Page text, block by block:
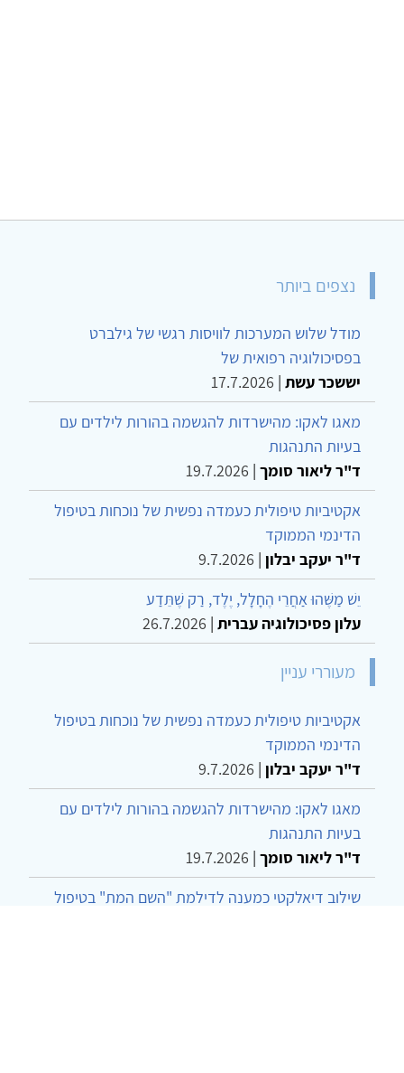
נצפים ביותר
מודל שלוש המערכות לוויסות רגשי של גילברט
בפסיכולוגיה רפואית של
יששכר עשת |
17.7.2026
מאגו לאקו: מהישרדות להגשמה בהורות לילדים עם
בעיות התנהגות
ד"ר ליאור סומך |
19.7.2026
אקטיביות טיפולית כעמדה נפשית של נוכחות בטיפול
הדינמי הממוקד
ד"ר יעקב יבלון |
9.7.2026
יֵשׁ מַשֶּׁהוּ אַחֲרֵי הֶחָלָל, יֶלֶד, רַק שֶׁתֵּדַע
עלון פסיכולוגיה עברית |
26.7.2026
מעוררי עניין
אקטיביות טיפולית כעמדה נפשית של נוכחות בטיפול
הדינמי הממוקד
ד"ר יעקב יבלון |
9.7.2026
מאגו לאקו: מהישרדות להגשמה בהורות לילדים עם
בעיות התנהגות
ד"ר ליאור סומך |
19.7.2026
שילוב דיאלקטי כמענה לדילמת "השם המת" בטיפול